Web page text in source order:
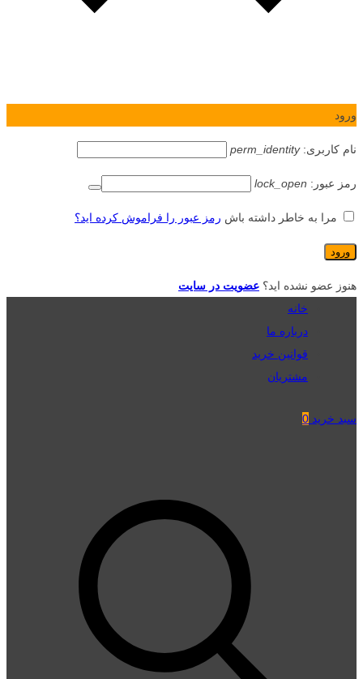
ورود
نام کاربری:perm_identity
رمز عبور: lock_open
مرا به خاطر داشته باش رمز عبور را فراموش کرده اید؟
هنوز عضو نشده اید؟ عضویت در سایت
خانه
درباره ما
قوانین خرید
مشتریان
سبد خرید 0